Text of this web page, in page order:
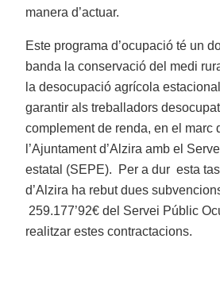
manera d’actuar.
Este programa d’ocupació té un
banda la conservació del medi
la desocupació agrícola
garantir als treballadors
complement de renda, en el marc
l’Ajuntament d’Alzira amb el
estatal (SEPE). Per a dur esta
d’Alzira ha rebut dues
259.177’92€ del Servei Públic
realitzar estes contractacions.